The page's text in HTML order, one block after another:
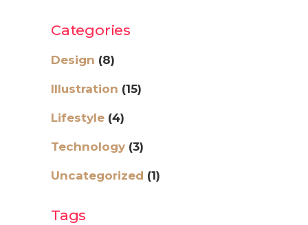
Categories
Design (8)
Illustration (15)
Lifestyle (4)
Technology (3)
Uncategorized (1)
Tags